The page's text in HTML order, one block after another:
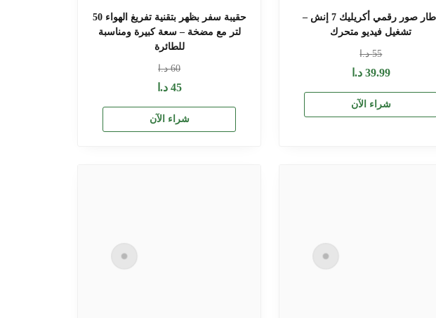
إطار صور رقمي أكريليك 7 إنش –
تشغيل فيديو متحرك
55د.ا
39.99 د.ا
شراء الآن
حقيبة سفر بظهر بتقنية تفريغ الهواء 50
لتر مع مضخة – سعة كبيرة ومناسبة
للطائرة
60د.ا
45 د.ا
شراء الآن